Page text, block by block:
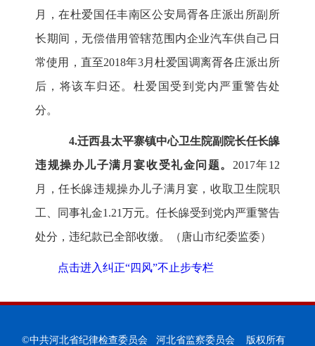
月，在杜爱国任丰南区公安局胥各庄派出所副所
长期间，无偿借用管辖范围内企业汽车供自己日
常使用，直至2018年3月杜爱国调离胥各庄派出所
后，将该车归还。杜爱国受到党内严重警告处
分。
4.迁西县太平寨镇中心卫生院副院长任长皞
违规操办儿子满月宴收受礼金问题。 2017年12
月，任长皞违规操办儿子满月宴，收取卫生院职
工、同事礼金1.21万元。任长皞受到党内严重警告
处分，违纪款已全部收缴。（唐山市纪委监委）
点击进入纠正“四风”不止步专栏
©中共河北省纪律检查委员会 河北省监察委员会 版权所有